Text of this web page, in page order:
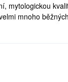
mytologickou
mnoho